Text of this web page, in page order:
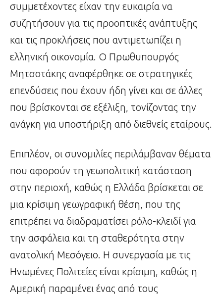
συμμετέχοντες είχαν την ευκαιρία να
συζητήσουν για τις προοπτικές ανάπτυξης
και τις προκλήσεις που αντιμετωπίζει η
ελληνική οικονομία. Ο Πρωθυπουργός
Μητσοτάκης αναφέρθηκε σε στρατηγικές
επενδύσεις που έχουν ήδη γίνει και σε άλλες
που βρίσκονται σε εξέλιξη, τονίζοντας την
ανάγκη για υποστήριξη από διεθνείς εταίρους.
Επιπλέον, οι συνομιλίες περιλάμβαναν θέματα
που αφορούν τη γεωπολιτική κατάσταση
στην περιοχή, καθώς η Ελλάδα βρίσκεται σε
μια κρίσιμη γεωγραφική θέση, που της
επιτρέπει να διαδραματίσει ρόλο-κλειδί για
την ασφάλεια και τη σταθερότητα στην
ανατολική Μεσόγειο. Η συνεργασία με τις
Ηνωμένες Πολιτείες είναι κρίσιμη, καθώς η
Αμερική παραμένει ένας από τους